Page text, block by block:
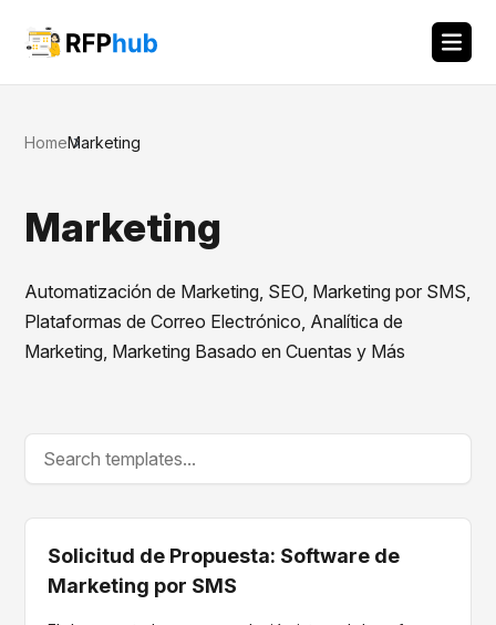
HomeMarketing
Marketing
Automatización de Marketing, SEO, Marketing por SMS,
Plataformas de Correo Electrónico, Analítica de
Marketing, Marketing Basado en Cuentas y Más
Solicitud de Propuesta: Software de
Marketing por SMS